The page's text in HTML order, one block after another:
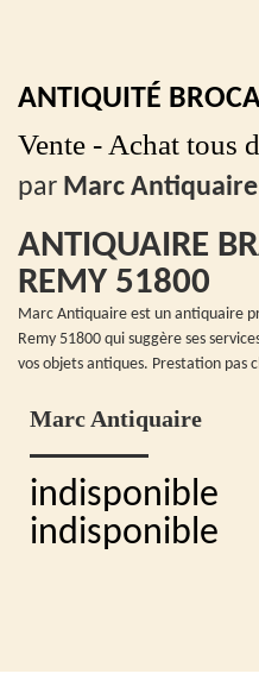
ANTIQUITÉ
Vente - Achat tous
par Marc Antiquaire
ANTIQUAIRE
REMY 51800
Marc Antiquaire est un antiquaire
Remy 51800 qui suggère ses
vos objets antiques. Prestation pas
Marc Antiquaire
indisponible
indisponible